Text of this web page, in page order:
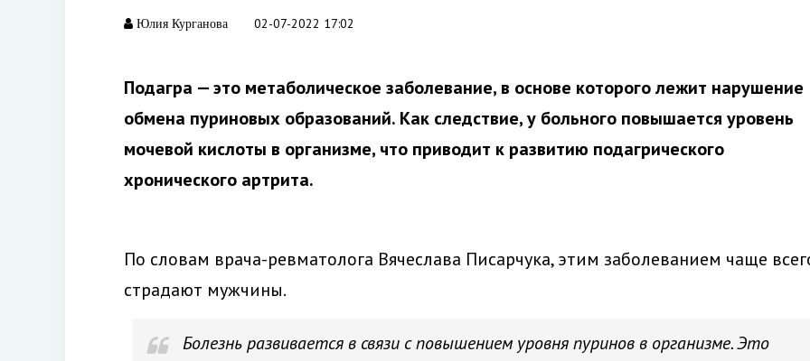
Юлия Курганова 02-07-2022 17:02
Подагра — это метаболическое заболевание, в основе которого лежит нарушение
обмена пуриновых образований. Как следствие, у больного повышается уровень
мочевой кислоты в организме, что приводит к развитию подагрического
хронического артрита.
По словам врача-ревматолога Вячеслава Писарчука, этим заболеванием чаще
страдают мужчины.
Болезнь развивается в связи с повышением уровня пуринов в организме. Это